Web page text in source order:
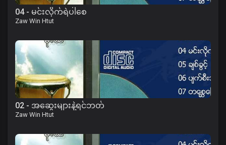
04 - မင်းလိုက်ရဲပါစေ
Zaw Win Htut
02 - အဆွေးများနဲ့ရင်ဘတ်
Zaw Win Htut